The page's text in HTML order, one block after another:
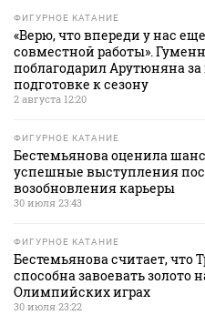
ФИГУРНОЕ КАТАНИЕ
«Верю, что впереди у нас
совместной работы».
поблагодарил Арутюняна
подготовке к сезону
2 августа 12:20
ФИГУРНОЕ КАТАНИЕ
Бестемьянова оценила
успешные выступления
возобновления карьеры
30 июля 23:43
ФИГУРНОЕ КАТАНИЕ
Бестемьянова считает, что
способна завоевать золото
Олимпийских играх
30 июля 23:22